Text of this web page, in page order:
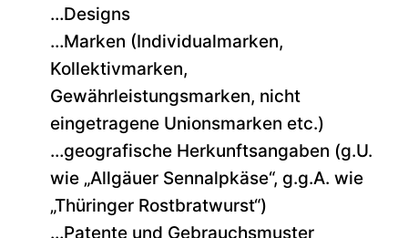
…Designs
…Marken (Individualmarken,
Kollektivmarken,
Gewährleistungsmarken, nicht
eingetragene Unionsmarken etc.)
…geografische Herkunftsangaben (g.U.
wie „Allgäuer Sennalpkäse“, g.g.A. wie
„Thüringer Rostbratwurst“)
…Patente und Gebrauchsmuster